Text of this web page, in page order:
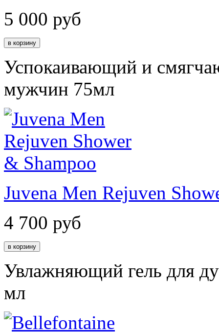
5 000 руб
Успокаивающий и
мужчин 75мл
Juvena Men Rejuven
4 700 руб
Увлажняющий гель для
мл